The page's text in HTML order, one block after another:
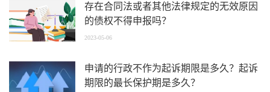
存在合同法或者其他法律规定的无效原因
的债权不得申报吗？
2023-05-06
申请的行政不作为起诉期限是多久？起诉
期限的最长保护期是多久？